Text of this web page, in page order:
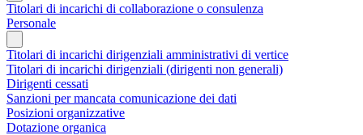
Titolari di incarichi di collaborazione o consulenza
Personale
Titolari di incarichi dirigenziali amministrativi di vertice
Titolari di incarichi dirigenziali (dirigenti non generali)
Dirigenti cessati
Sanzioni per mancata comunicazione dei dati
Posizioni organizzative
Dotazione organica